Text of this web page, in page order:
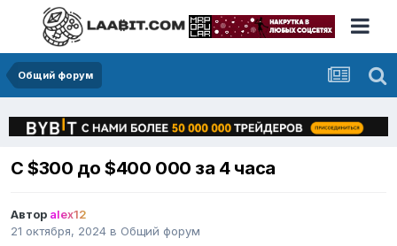
Общий форум
С $300 до $400 000 за 4 часа
Автор alex12
21 октября, 2024 в Общий форум